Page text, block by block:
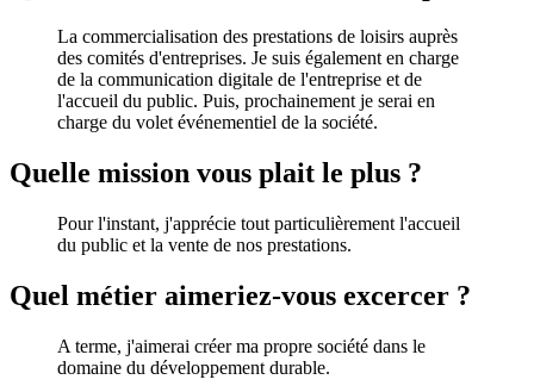
La commercialisation des prestations de loisirs auprès
des comités d'entreprises. Je suis également en charge
de la communication digitale de l'entreprise et de
l'accueil du public. Puis, prochainement je serai en
charge du volet événementiel de la société.
Quelle mission vous plait le plus ?
Pour l'instant, j'apprécie tout particulièrement l'accueil
du public et la vente de nos prestations.
Quel métier aimeriez-vous excercer ?
A terme, j'aimerai créer ma propre société dans le
domaine du développement durable.